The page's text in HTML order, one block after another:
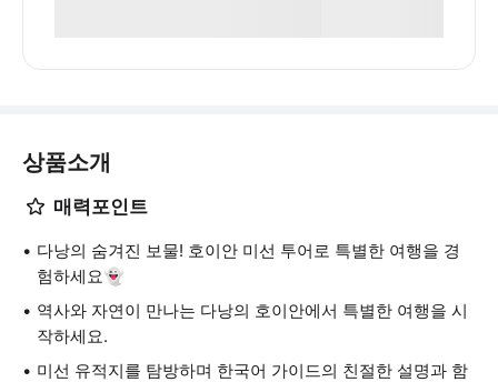
상품소개
매력포인트
다낭의 숨겨진 보물! 호이안 미선 투어로 특별한 여행을 경
험하세요👻
역사와 자연이 만나는 다낭의 호이안에서 특별한 여행을 시
작하세요.
미선 유적지를 탐방하며 한국어 가이드의 친절한 설명과 함